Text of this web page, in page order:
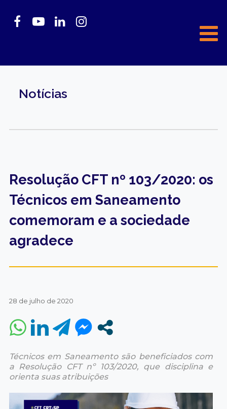
Notícias
Resolução CFT nº 103/2020: os
Técnicos em Saneamento
comemoram e a sociedade
agradece
28 de julho de 2020
Técnicos em Saneamento são beneficiados com
a Resolução CFT nº 103/2020, que disciplina e
orienta suas atribuições